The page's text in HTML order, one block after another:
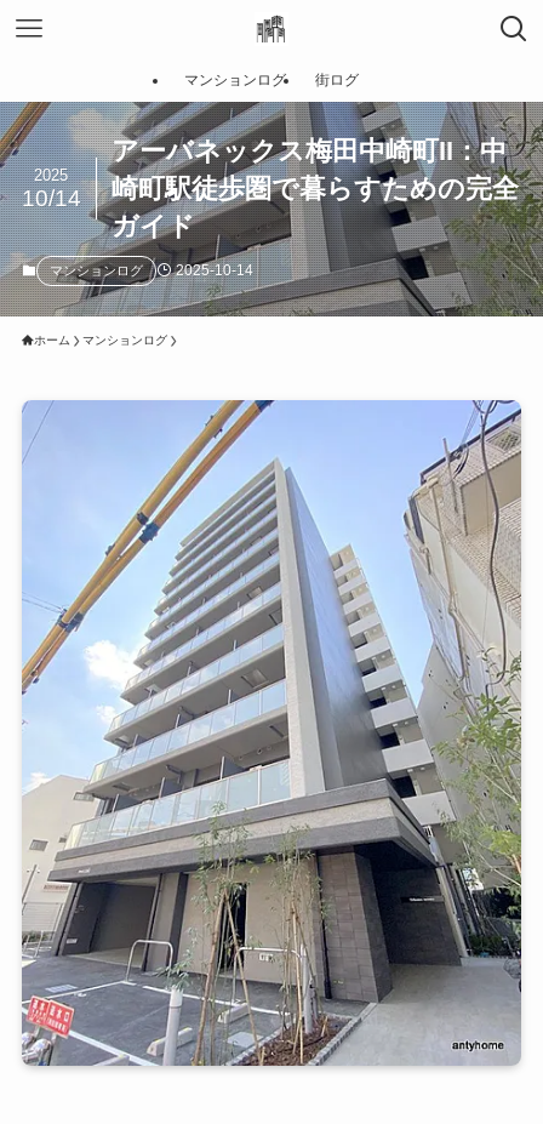
マンションログ 街ログ
アーバネックス梅田中崎町II：中
崎町駅徒歩圏で暮らすための完全
ガイド
2025
10/14
マンションログ 2025-10-14
ホーム マンションログ